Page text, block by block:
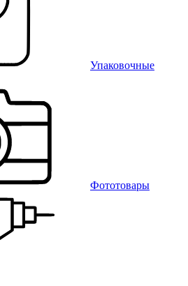
Упаковочные
Фототовары